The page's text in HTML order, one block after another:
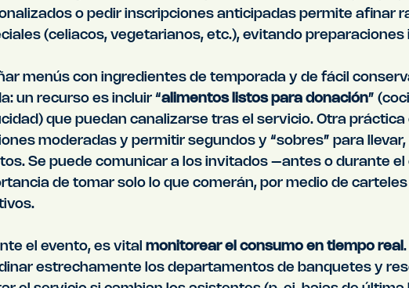
o pedir inscripciones anticipadas permite afinar
(celiacos, vegetarianos, etc.), evitando preparaciones
menús con ingredientes de temporada y de fácil
un recurso es incluir “alimentos listos para donación”
que puedan canalizarse tras el servicio. Otra
moderadas y permitir segundos y “sobres” para
Se puede comunicar a los invitados –antes o durante
de tomar solo lo que comerán, por medio de
el evento, es vital monitorear el consumo en tiempo real
estrechamente los departamentos de banquetes y